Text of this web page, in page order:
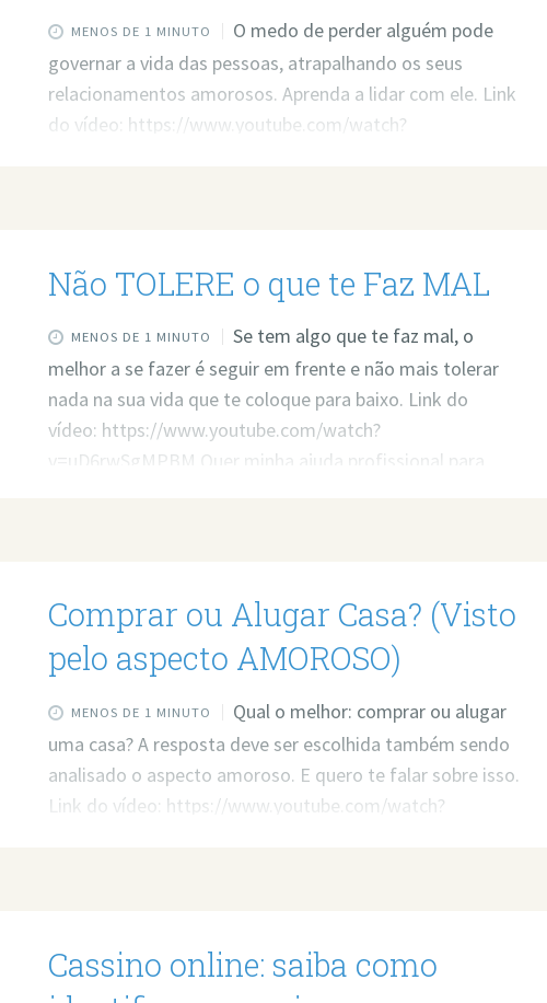
MENOS DE 1 MINUTO
O medo de perder alguém pode
governar a vida das pessoas, atrapalhando os seus
relacionamentos amorosos. Aprenda a lidar com ele. Link
do vídeo: https://www.youtube.com/watch?
Não TOLERE o que te Faz MAL
MENOS DE 1 MINUTO
Se tem algo que te faz mal, o
melhor a se fazer é seguir em frente e não mais tolerar
nada na sua vida que te coloque para baixo. Link do
vídeo: https://www.youtube.com/watch?
v=uD6rwSgMPBM Quer minha ajuda profissional para
Comprar ou Alugar Casa? (Visto
pelo aspecto AMOROSO)
MENOS DE 1 MINUTO
Qual o melhor: comprar ou alugar
uma casa? A resposta deve ser escolhida também sendo
analisado o aspecto amoroso. E quero te falar sobre isso.
Link do vídeo: https://www.youtube.com/watch?
Cassino online: saiba como